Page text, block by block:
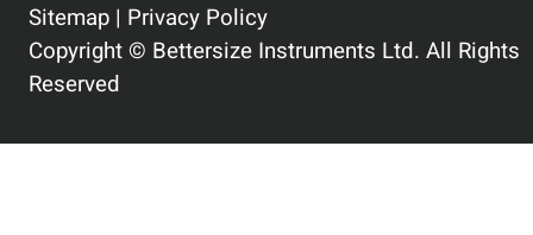
Sitemap | Privacy Policy
Copyright © Bettersize Instruments Ltd. All Rights
Reserved